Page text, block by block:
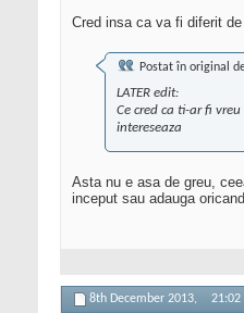
Cred insa ca va fi diferit
Postat în original
LATER edit:
Ce cred ca ti-ar fi
intereseaza
Asta nu e asa de greu,
inceput sau adauga
8th December 2013, 21:02